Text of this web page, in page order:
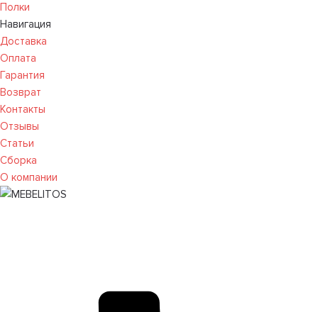
Полки
Навигация
Доставка
Оплата
Гарантия
Возврат
Контакты
Отзывы
Статьи
Сборка
О компании